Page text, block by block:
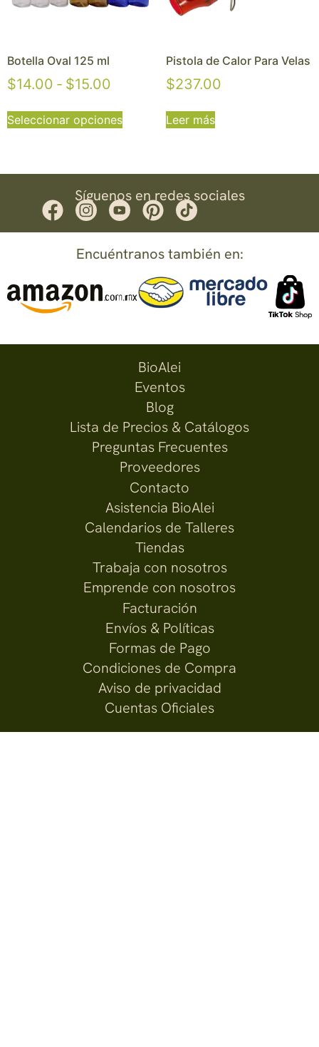
Botella Oval 125 ml
$14.00 - $15.00
Seleccionar opciones
Pistola de Calor Para Velas
$237.00
Leer más
Síguenos en redes sociales
Encuéntranos también en:
BioAlei
Eventos
Blog
Lista de Precios & Catálogos
Preguntas Frecuentes
Proveedores
Contacto
Asistencia BioAlei
Calendarios de Talleres
Tiendas
Trabaja con nosotros
Emprende con nosotros
Facturación
Envíos & Políticas
Formas de Pago
Condiciones de Compra
Aviso de privacidad
Cuentas Oficiales